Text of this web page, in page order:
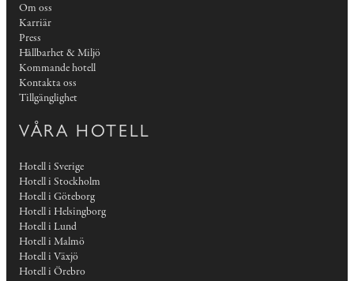
Om oss
Karriär
Press
Hållbarhet & Miljö
Kommande hotell
Kontakta oss
Tillgänglighet
VÅRA HOTELL
Hotell i Sverige
Hotell i Stockholm
Hotell i Göteborg
Hotell i Helsingborg
Hotell i Lund
Hotell i Malmö
Hotell i Växjö
Hotell i Örebro